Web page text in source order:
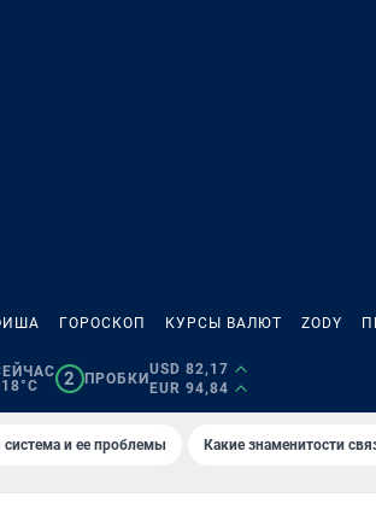
ГОРОСКОП КУРСЫ ВАЛЮТ ZODY
2 ПРОБКИ
USD 82,17
EUR 94,84
и ее проблемы Какие знаменитости